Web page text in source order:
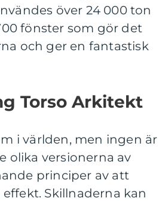
över 24 000 ton
fönster som gör det
och ger en fantastisk
Torso Arkitekt
i världen, men ingen är
olika versionerna av
principer av att
Skillnaderna kan